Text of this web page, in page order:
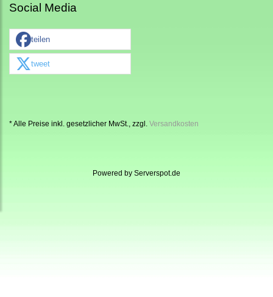
Social Media
teilen
tweet
* Alle Preise inkl. gesetzlicher MwSt., zzgl. Versandkosten
Powered by Serverspot.de